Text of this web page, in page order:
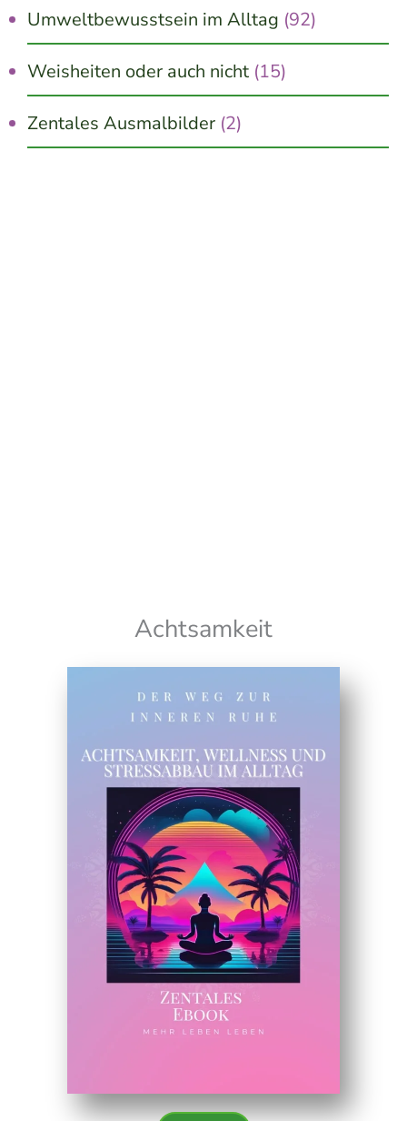
Umweltbewusstsein im Alltag (92)
Weisheiten oder auch nicht (15)
Zentales Ausmalbilder (2)
Achtsamkeit